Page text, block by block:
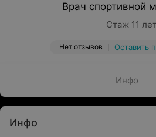
Врач спортивной
Стаж 11
Нет отзывов Оставить
Инфо
Инфо